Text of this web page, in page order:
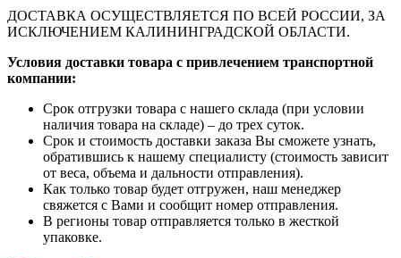
ДОСТАВКА ОСУЩЕСТВЛЯЕТСЯ ПО ВСЕЙ РОССИИ, ЗА
ИСКЛЮЧЕНИЕМ КАЛИНИНГРАДСКОЙ ОБЛАСТИ.
Условия доставки товара с привлечением транспортной
компании:
Срок отгрузки товара с нашего склада (при условии
наличия товара на складе) – до трех суток.
Срок и стоимость доставки заказа Вы сможете узнать,
обратившись к нашему специалисту (стоимость зависит
от веса, объема и дальности отправления).
Как только товар будет отгружен, наш менеджер
свяжется с Вами и сообщит номер отправления.
В регионы товар отправляется только в жесткой
упаковке.